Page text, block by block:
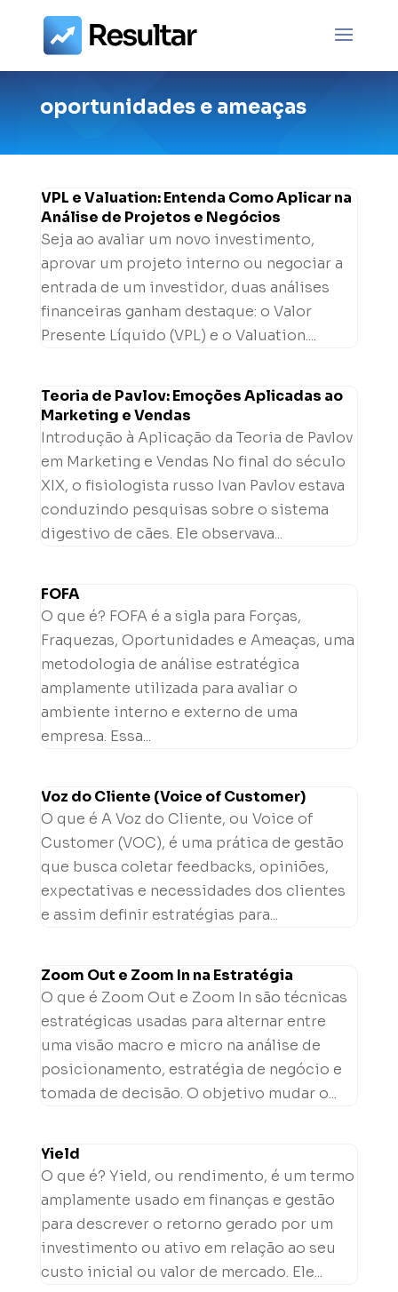
oportunidades e ameaças
VPL e Valuation: Entenda Como Aplicar na
Análise de Projetos e Negócios
Seja ao avaliar um novo investimento,
aprovar um projeto interno ou negociar a
entrada de um investidor, duas análises
financeiras ganham destaque: o Valor
Presente Líquido (VPL) e o Valuation....
Teoria de Pavlov: Emoções Aplicadas ao
Marketing e Vendas
Introdução à Aplicação da Teoria de Pavlov
em Marketing e Vendas No final do século
XIX, o fisiologista russo Ivan Pavlov estava
conduzindo pesquisas sobre o sistema
digestivo de cães. Ele observava...
FOFA
O que é? FOFA é a sigla para Forças,
Fraquezas, Oportunidades e Ameaças, uma
metodologia de análise estratégica
amplamente utilizada para avaliar o
ambiente interno e externo de uma
empresa. Essa...
Voz do Cliente (Voice of Customer)
O que é A Voz do Cliente, ou Voice of
Customer (VOC), é uma prática de gestão
que busca coletar feedbacks, opiniões,
expectativas e necessidades dos clientes
e assim definir estratégias para...
Zoom Out e Zoom In na Estratégia
O que é Zoom Out e Zoom In são técnicas
estratégicas usadas para alternar entre
uma visão macro e micro na análise de
posicionamento, estratégia de negócio e
tomada de decisão. O objetivo mudar o...
Yield
O que é? Yield, ou rendimento, é um termo
amplamente usado em finanças e gestão
para descrever o retorno gerado por um
investimento ou ativo em relação ao seu
custo inicial ou valor de mercado. Ele...